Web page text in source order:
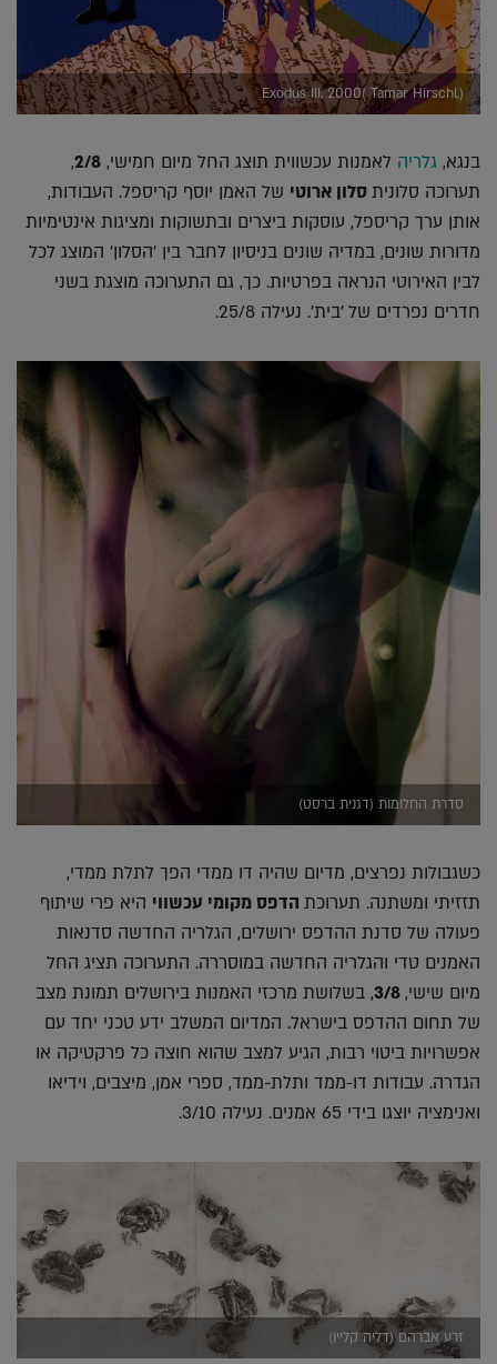
Exodus III, 2000( Tamar Hirschl,)
בנגא, גלריה לאמנות עכשווית תוצג החל מיום חמישי, 2/8
,
תערוכה סלונית סלון ארוטי של האמן יוסף קריספל. העבודות,
אותן ערך קריספל, עוסקות ביצרים ובתשוקות ומציגות אינטימיות
מדורות שונים, במדיה שונים בניסיון לחבר בין 'הסלון' המוצג לכל
לבין האירוטי הנראה בפרטיות. כך, גם התערוכה מוצגת בשני
חדרים נפרדים של 'בית'. נעילה 25/8.
סדרת החלומות (דגנית ברסט)
כשגבולות נפרצים, מדיום שהיה דו ממדי הפך לתלת ממדי,
תזזיתי ומשתנה. תערוכת הדפס מקומי עכשווי היא פרי שיתוף
פעולה של סדנת ההדפס ירושלים, הגלריה החדשה סדנאות
האמנים טדי והגלריה החדשה במוסררה. התערוכה תציג החל
מיום שישי,
, בשלושת מרכזי האמנות בירושלים תמונת מצב
של תחום ההדפס בישראל. המדיום המשלב ידע טכני יחד עם
אפשרויות ביטוי רבות, הגיע למצב שהוא חוצה כל פרקטיקה או
הגדרה. עבודות דו-ממד ותלת-ממד, ספרי אמן, מיצבים, וידיאו
ואנימציה יוצגו בידי 65 אמנים. נעילה 3/10.
זרע אברהם (דליה קליין)